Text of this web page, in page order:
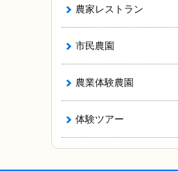
農家レストラン
市民農園
農業体験農園
体験ツアー